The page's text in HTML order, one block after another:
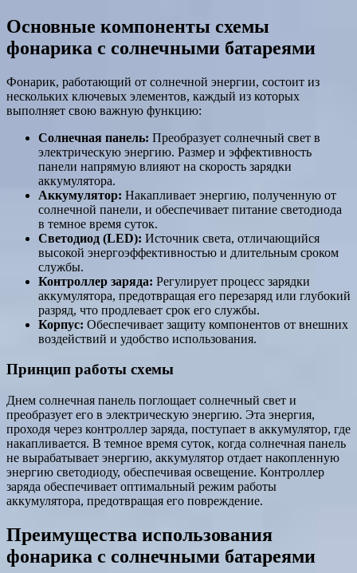
Основные компоненты схемы
фонарика с солнечными батареями
Фонарик, работающий от солнечной энергии, состоит из
нескольких ключевых элементов, каждый из которых
выполняет свою важную функцию:
Солнечная панель: Преобразует солнечный свет в
электрическую энергию. Размер и эффективность
панели напрямую влияют на скорость зарядки
аккумулятора.
Аккумулятор: Накапливает энергию, полученную от
солнечной панели, и обеспечивает питание светодиода
в темное время суток.
Светодиод (LED): Источник света, отличающийся
высокой энергоэффективностью и длительным сроком
службы.
Контроллер заряда: Регулирует процесс зарядки
аккумулятора, предотвращая его перезаряд или глубокий
разряд, что продлевает срок его службы.
Корпус: Обеспечивает защиту компонентов от внешних
воздействий и удобство использования.
Принцип работы схемы
Днем солнечная панель поглощает солнечный свет и
преобразует его в электрическую энергию. Эта энергия,
проходя через контроллер заряда, поступает в аккумулятор, где
накапливается. В темное время суток, когда солнечная панель
не вырабатывает энергию, аккумулятор отдает накопленную
энергию светодиоду, обеспечивая освещение. Контроллер
заряда обеспечивает оптимальный режим работы
аккумулятора, предотвращая его повреждение.
Преимущества использования
фонарика с солнечными батареями